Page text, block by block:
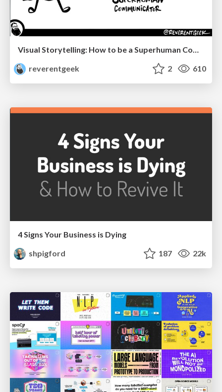
Visual Storytelling: How to be a Superhuman Communicator
reverentgeek
2 610
4 Signs Your Business is Dying
shpigford
187 22k